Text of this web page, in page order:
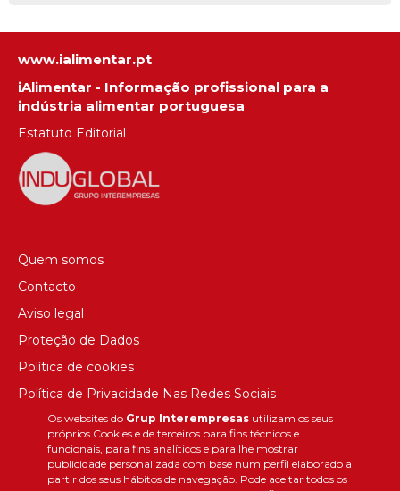
Os websites do Grup Interempresasutilizam os seus
próprios Cookies e de terceiros para fins técnicos e
funcionais, para fins analíticos e para lhe mostrar
publicidade personalizada com base num perfil elaborado a
partir dos seus hábitos de navegação. Pode aceitar todos os
www.ialimentar.pt
iAlimentar - Informação profissional para a
indústria alimentar portuguesa
Estatuto Editorial
Quem somos
Contacto
Aviso legal
Proteção de Dados
Política de cookies
Política de Privacidade Nas Redes Sociais
Canal de denúncias
Colaborações editoriais